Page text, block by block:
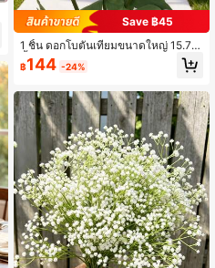
Save ฿45
1 ชิ้น ดอกโบตั๋นเทียมขนาดใหญ่ 15.75
นิ้ว ดอกไม้ผ้าไหม ดอกไม้ปลอม การจัด
ดอกไม้ ตกแต่งงานแต่งงาน ตกแต่งผนั
วน, ห้องนอน, ห้องนั่งเล่น, งานวันเกิด, ต
กแต่งห้อง, ในร่ม, กลางแจ้ง, ดอกไม้ปล
อมขนาดใหญ่, ตกแต่งห้องเรียน, ตกแต่
งหอพัก
฿144 -24%